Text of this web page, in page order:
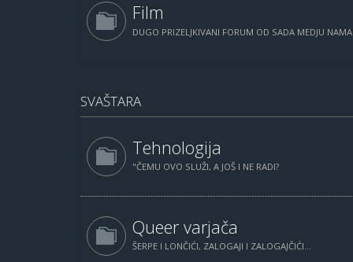
Film
DUGO PRIZELJKIVANI FORUM OD SADA MEDJU
SVAŠTARA
Tehnologija
"ČEMU OVO SLUŽI, A JOŠ I NE RADI?
Queer varjača
ŠERPE I LONČIĆI, ZALOGAJI I ZALOGAJČIĆI...